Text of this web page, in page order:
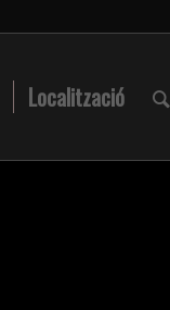
Localització